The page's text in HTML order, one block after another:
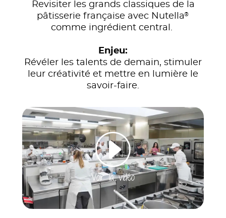
Revisiter les grands classiques de la
pâtisserie française avec Nutella®
comme ingrédient central.
Enjeu:
Révéler les talents de demain, stimuler
leur créativité et mettre en lumière le
savoir-faire.
Voir la vidéo